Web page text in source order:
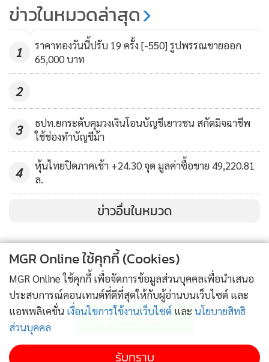
149
ขายน้ำยางข้น
ข่าวในหมวดล่าสุด
1
ราคาทองวันนี้ปรับ 19 ครั้ง [-550] รูปพรรณขายออก
65,000 บาท
2
3
ธปท.ยกระดับคุมวงเงินโอนบัญชีเยาวชน สกัดมิจฉาชีพ
ใช้ช่องทำบัญชีม้า
4
หุ้นไทยปิดภาคเช้า +24.30 จุด มูลค่าซื้อขาย 49,220.81
ล.
ข่าวอื่นในหมวด
ติดตามข่าวสารผ่านทาง LINE
MGR Online Application
MGR Online ใช้คุกกี้ (Cookies)
MGR Online ใช้คุกกี้ เพื่อจัดการข้อมูลส่วนบุคคลเพื่อนำเสนอ
ประสบการณ์คอนเทนต์ที่ดีที่สุดให้กับผู้อ่านบนเว็บไซต์ และ
แอพพลิเคชั่น เงื่อนไขการใช้งานเว็บไซต์ และ นโยบายสิทธิ
ส่วนบุคคล
รับทราบ